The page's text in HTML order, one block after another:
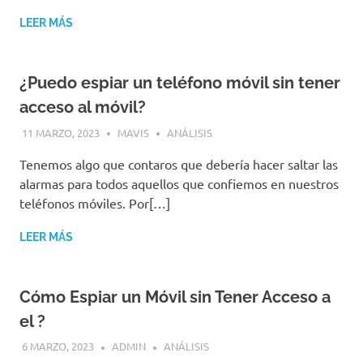
LEER MÁS
¿Puedo espiar un teléfono móvil sin tener
acceso al móvil?
11 MARZO, 2023 MAVIS ANÁLISIS
Tenemos algo que contaros que debería hacer saltar las
alarmas para todos aquellos que confiemos en nuestros
teléfonos móviles. Por[…]
LEER MÁS
Cómo Espiar un Móvil sin Tener Acceso a
el ?
6 MARZO, 2023 ADMIN ANÁLISIS